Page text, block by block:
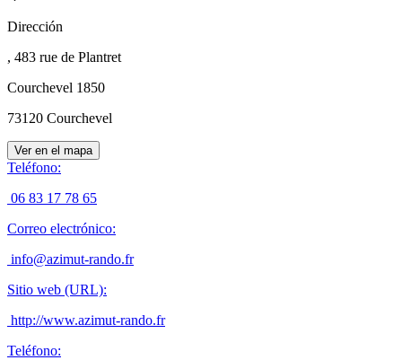
Dirección
, 483 rue de Plantret
Courchevel 1850
73120 Courchevel
Ver en el mapa
Teléfono:
06 83 17 78 65
Correo electrónico:
info@azimut-rando.fr
Sitio web (URL):
http://www.azimut-rando.fr
Teléfono: